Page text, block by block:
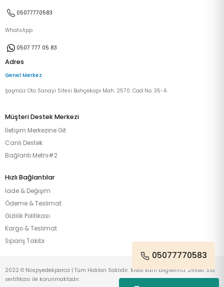
05077770583
WhatsApp
0507 777 05 83
Adres
Genel Merkez
Şaşmaz Oto Sanayi Sitesi Bahçekapı Mah. 2570. Cad No: 35-A
Müşteri Destek Merkezi
İletişim Merkezine Git
Canlı Destek
Bağlantı Metni#2
Hızlı Bağlantılar
İade & Değişim
Ödeme & Teslimat
Gizlilik Politikası
Kargo & Teslimat
Sipariş Takibi
05077770583
2022 © Nospyedekparca | Tüm Hakları Saklıdır. Kredi kartı bilgileriniz 256Bit SSL
sertifikası ile korunmaktadır.